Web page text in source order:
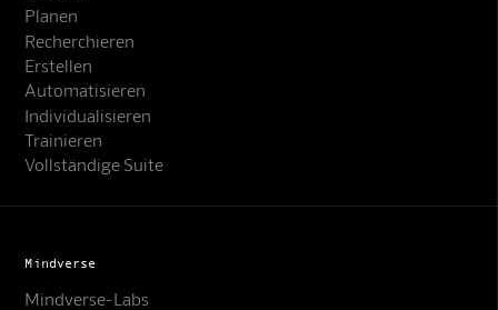
Planen
Recherchieren
Erstellen
Automatisieren
Individualisieren
Trainieren
Vollständige Suite
Mindverse
Mindverse-Labs